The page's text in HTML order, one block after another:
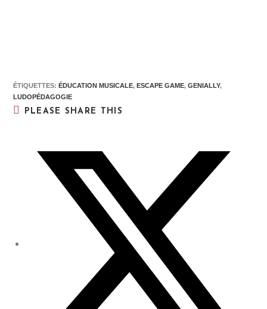
ÉTIQUETTES:ÉDUCATION MUSICALE, ESCAPE GAME, GENIALLY,
LUDOPÉDAGOGIE
PLEASE SHARE THIS